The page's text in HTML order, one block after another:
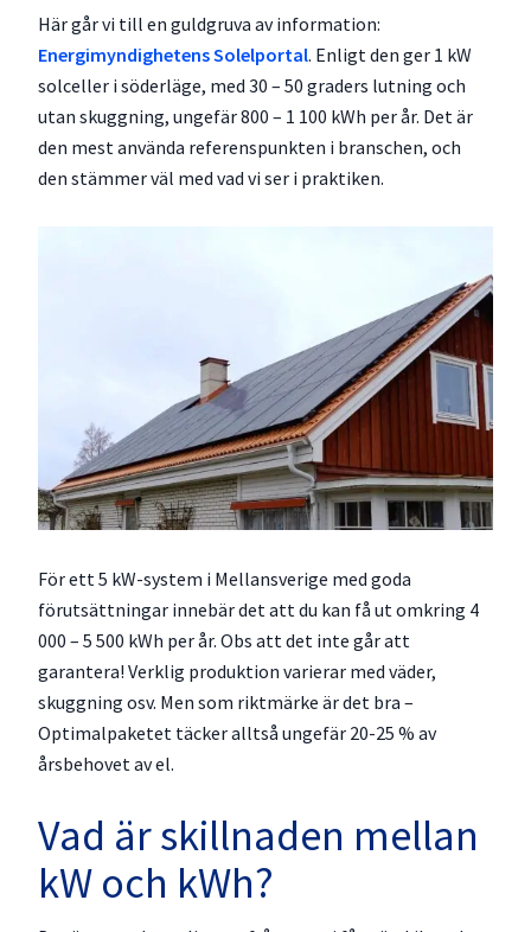
Här går vi till en guldgruva av information:
Energimyndighetens Solelportal. Enligt den ger 1 kW
solceller i söderläge, med 30 – 50 graders lutning och
utan skuggning, ungefär 800 – 1 100 kWh per år. Det är
den mest använda referenspunkten i branschen, och
den stämmer väl med vad vi ser i praktiken.
För ett 5 kW-system i Mellansverige med goda
förutsättningar innebär det att du kan få ut omkring 4
000 – 5 500 kWh per år. Obs att det inte går att
garantera! Verklig produktion varierar med väder,
skuggning osv. Men som riktmärke är det bra –
Optimalpaketet täcker alltså ungefär 20-25 % av
årsbehovet av el.
Vad är skillnaden mellan
kW och kWh?